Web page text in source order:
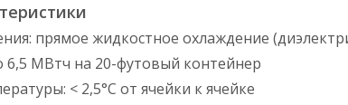
прямое жидкостное охлаждение
6,5 МВтч на 20-футовый контейнер
< 2,5°C от ячейки к ячейке